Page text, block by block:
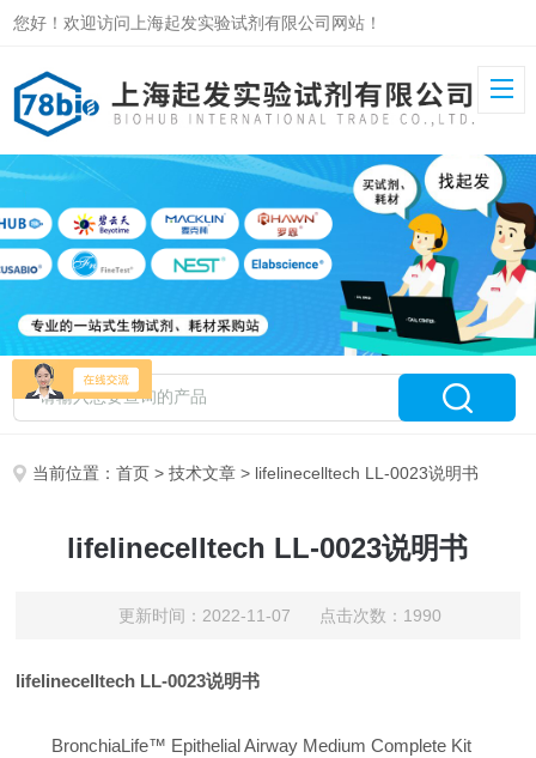
您好！欢迎访问上海起发实验试剂有限公司网站！
当前位置：首页 >技术文章 > lifelinecelltech LL-0023说明书
lifelinecelltech LL-0023说明书
更新时间：2022-11-07 点击次数：1990
lifelinecelltech LL-0023说明书
BronchiaLife™ Epithelial Airway Medium Complete Kit